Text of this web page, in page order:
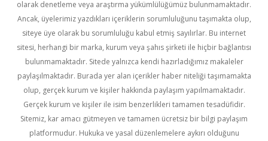
olarak denetleme veya araştırma yükümlülüğümüz bulunmamaktadır.
Ancak, üyelerimiz yazdıkları içeriklerin sorumluluğunu taşımakta olup,
siteye üye olarak bu sorumluluğu kabul etmiş sayılırlar. Bu internet
sitesi, herhangi bir marka, kurum veya şahıs şirketi ile hiçbir bağlantısı
bulunmamaktadır. Sitede yalnızca kendi hazırladığımız makaleler
paylaşılmaktadır. Burada yer alan içerikler haber niteliği taşımamakta
olup, gerçek kurum ve kişiler hakkında paylaşım yapılmamaktadır.
Gerçek kurum ve kişiler ile isim benzerlikleri tamamen tesadüfidir.
Sitemiz, kar amacı gütmeyen ve tamamen ücretsiz bir bilgi paylaşım
platformudur. Hukuka ve yasal düzenlemelere aykırı olduğunu